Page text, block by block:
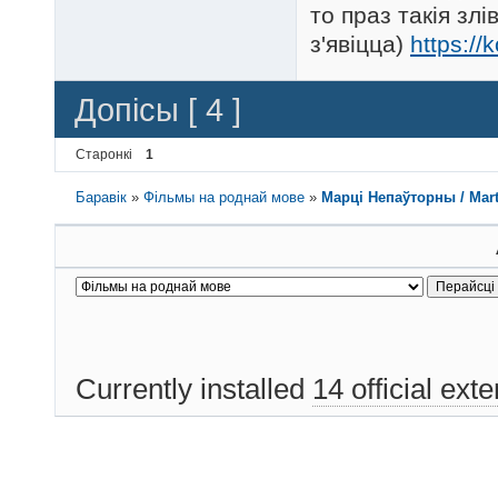
то праз такія
з'явіцца) https://
Допісы [ 4 ]
Старонкі 1
Баравік »Фільмы на роднай мове » Марці Непаўторны /
Currently installed 14 official